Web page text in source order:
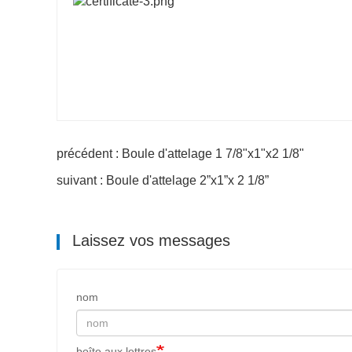
précédent : Boule d'attelage 1 7/8"x1"x2 1/8"
suivant : Boule d'attelage 2”x1”x 2 1/8”
Laissez vos messages
nom